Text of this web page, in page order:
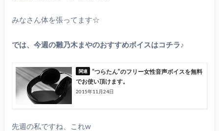
みなさん体を張ってます☆
では、今週の雛乃木まやのおすすめボイスはコチラ♪
“つらたん”のフリー女性音声ボイスを無料
でお使い頂けます。
2015年11月24日
先週の私ですね、これw